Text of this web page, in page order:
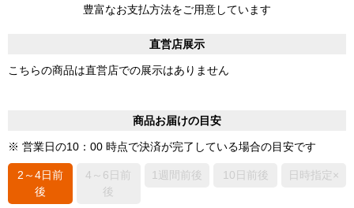
豊富なお支払方法をご用意しています
直営店展示
こちらの商品は直営店での展示はありません
商品お届けの目安
※ 営業日の10：00 時点で決済が完了している場合の目安です
2～4日前
後
4～6日前
後
1週間前後 10日前後 日時指定×